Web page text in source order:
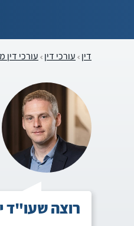
דין עורכי דין עורכי דין
רוצה שעו"ד